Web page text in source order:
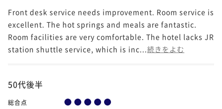
Front desk service needs improvement. Room service is
excellent. The hot springs and meals are fantastic.
Room facilities are very comfortable. The hotel lacks JR
station shuttle service, which is inc... 続きをよむ
50代後半
総合点